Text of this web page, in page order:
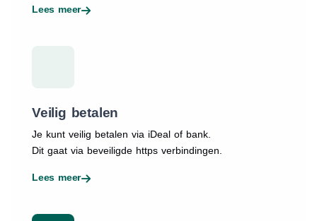
Lees meer
Veilig betalen
Je kunt veilig betalen via iDeal of bank.
Dit gaat via beveiligde https verbindingen.
Lees meer